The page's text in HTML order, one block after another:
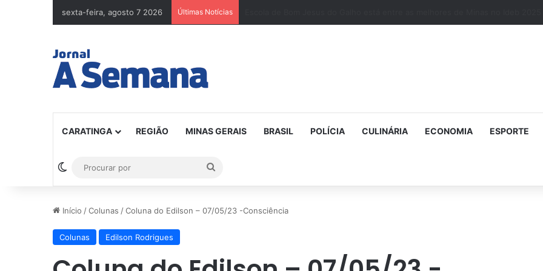
sexta-feira, agosto 7 2026 Últimas Notícias
CARATINGA REGIÃO MINAS GERAIS BRASIL POLÍCIA CULINÁRIA ECONOMIA ESPORTE
Switch skin
por
Início /Colunas /Coluna do Edilson – 07/05/23 -Consciência
Colunas Edilson Rodrigues